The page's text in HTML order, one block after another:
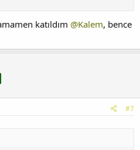
katıldım @Kalem, bence
#7